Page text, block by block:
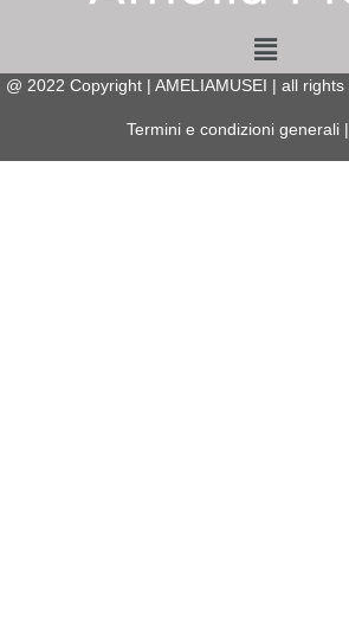
Menu
@ 2022 Copyright | AMELIAMUSEI | all rights
Termini e condizioni generali